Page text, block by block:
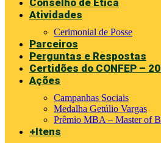
Conselho de Ética
Atividades
Cerimonial de Posse
Parceiros
Perguntas e Respostas
Certidões do CONFEP –
Ações
Campanhas Sociais
Medalha Getúlio Vargas
Prêmio MBA – Master of
+Itens